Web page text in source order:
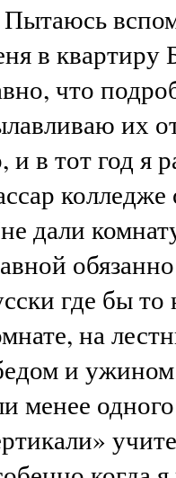
Пытаюсь
в квартиру
что
их
и в тот год я
дали
где бы
на
и
менее